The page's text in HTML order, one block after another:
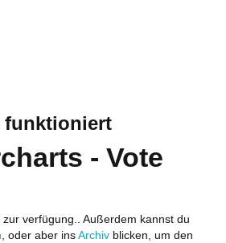
funktioniert
- Vote
zur verfügung.. Außerdem kannst du
, oder aber ins Archiv blicken, um den